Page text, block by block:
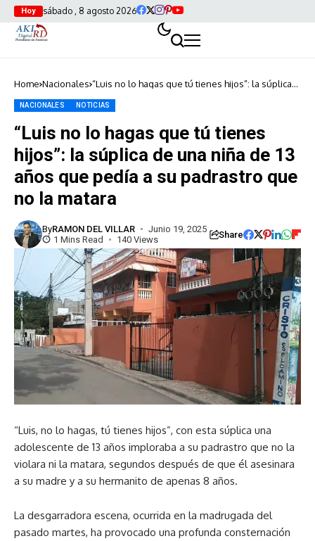
Hoy sábado , 8 agosto 2026
Home Nacionales “Luis no lo hagas que tú tienes hijos”: la súplica
que no la matara
NACIONALES NOTICIAS
“Luis no lo hagas que tú tienes
hijos”: la súplica de una niña de 13
años que pedía a su padrastro que
no la matara
ByRAMON DEL VILLAR
Junio 19, 2025
1 Mins Read
140 Views Share
“Luis, no lo hagas, tú tienes hijos”, con esta súplica una
adolescente de 13 años imploraba a su padrastro que no la
violara ni la matara, segundos después de que él asesinara
a su madre y a su hermanito de apenas 8 años.
La desgarradora escena, ocurrida en la madrugada del
pasado martes, ha provocado una profunda consternación